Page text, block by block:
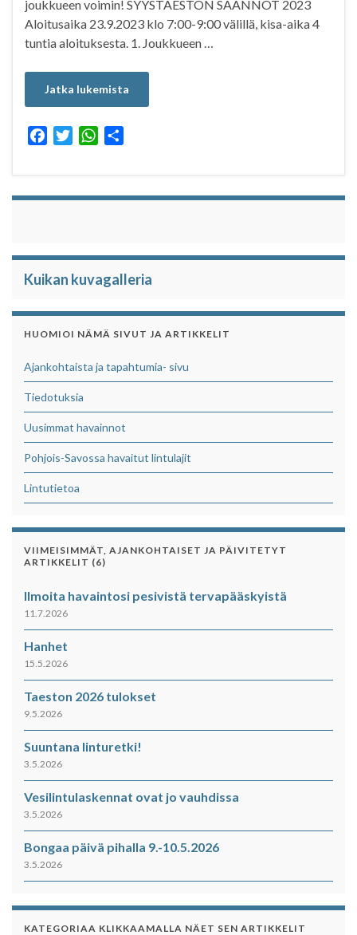
joukkueen voimin! SYYSTAESTON SÄÄNNÖT 2023
Aloitusaika 23.9.2023 klo 7:00-9:00 välillä, kisa-aika 4
tuntia aloituksesta. 1. Joukkueen …
Jatka lukemista
c
e
i
t
W
a
t
a
r
Kuikan kuvagalleria
HUOMIOI NÄMÄ SIVUT JA ARTIKKELIT
Ajankohtaista ja tapahtumia- sivu
Tiedotuksia
Uusimmat havainnot
Pohjois-Savossa havaitut lintulajit
Lintutietoa
VIIMEISIMMÄT, AJANKOHTAISET JA PÄIVITETYT
ARTIKKELIT (6)
Ilmoita havaintosi pesivistä tervapääskyistä
11.7.2026
Hanhet
15.5.2026
Taeston 2026 tulokset
9.5.2026
Suuntana linturetki!
3.5.2026
Vesilintulaskennat ovat jo vauhdissa
3.5.2026
Bongaa päivä pihalla 9.-10.5.2026
3.5.2026
KATEGORIAA KLIKKAAMALLA NÄET SEN ARTIKKELIT